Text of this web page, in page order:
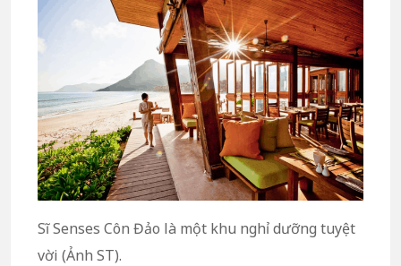
Sĩ Senses Côn Đảo là một khu nghỉ dưỡng tuyệt
vời (Ảnh ST).